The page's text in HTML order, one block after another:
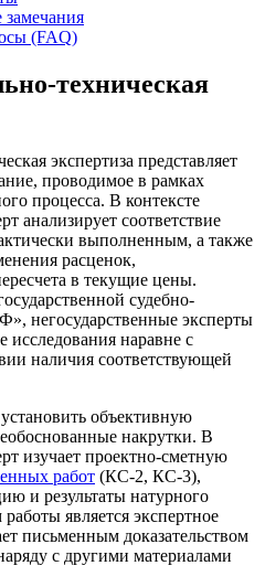
(FAQ)
техническая
экспертиза представляет
проводимое в рамках
процесса. В контексте
анализирует соответствие
выполненным, а также
расценок,
в текущие цены.
судебно-
негосударственные эксперты
исследования наравне с
наличия соответствующей
объективную
накрутки. В
изучает проектно-сметную
работ (КС-2, КС-3),
и результаты натурного
является экспертное
письменным доказательством
с другими материалами